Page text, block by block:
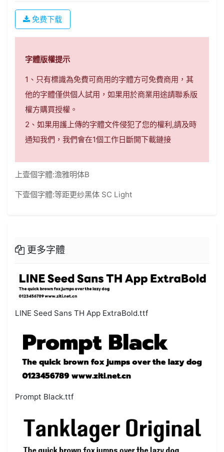
免费下载
字體版權提示
1、只有標識為免費可商用的字體方可免費商用，其
他的字體僅供個人試用，如果用於商業用途請聯系版
權方購買授權。
2、如果用護上傳的字體文件侵犯了您的權利,請及時
通知我們，我們會在1個工作日斷開下載鏈接
上壹個字體:澹雅明体B
下壹個字體:等距更纱黑体 SC Light
更多字體
LINE Seed Sans TH App ExtraBold.ttf
Prompt Black.ttf